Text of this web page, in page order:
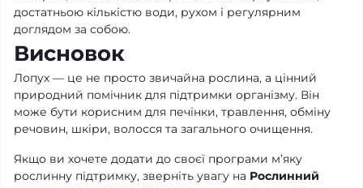
достатньою кількістю води, рухом і регулярним
доглядом за собою.
Висновок
Лопух — це не просто звичайна рослина, а цінний
природний помічник для підтримки організму. Він
може бути корисним для печінки, травлення, обміну
речовин, шкіри, волосся та загального очищення.
Якщо ви хочете додати до своєї програми м’яку
рослинну підтримку, зверніть увагу на Рослинний